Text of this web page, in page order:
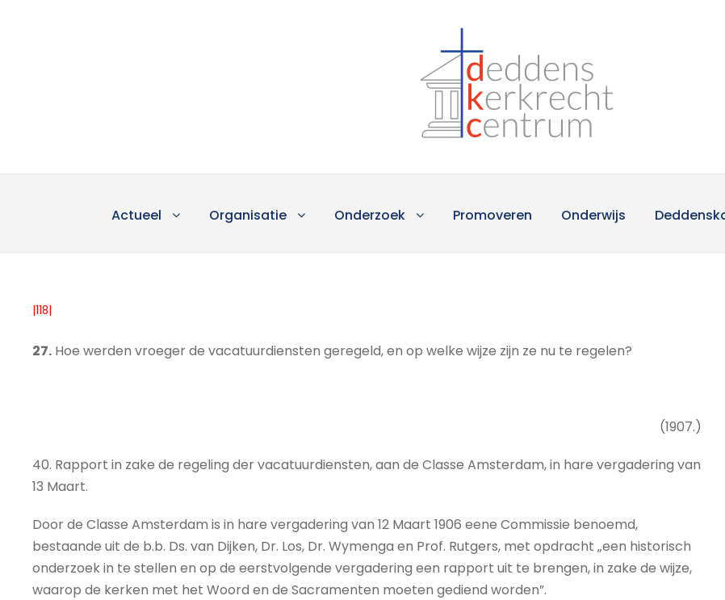
Actueel Organisatie Onderzoek Promoveren Onderwijs
|118|
27. Hoe werden vroeger de vacatuurdiensten geregeld, en op welke wijze zijn ze nu te regelen?
(1907.)
40. Rapport in zake de regeling der vacatuurdiensten, aan de Classe Amsterdam, in hare vergadering van
13 Maart.
Door de Classe Amsterdam is in hare vergadering van 12 Maart 1906 eene Commissie benoemd,
bestaande uit de b.b. Ds. van Dijken, Dr. Los, Dr. Wymenga en Prof. Rutgers, met opdracht „een historisch
onderzoek in te stellen en op de eerstvolgende vergadering een rapport uit te brengen, in zake de wijze,
waarop de kerken met het Woord en de Sacramenten moeten gediend worden”.